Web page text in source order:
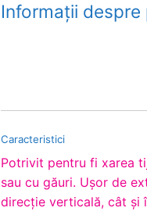
Informații despre
Caracteristici
Potrivit pentru fi xarea
sau cu găuri. Uşor de
direcţie verticală, cât şi